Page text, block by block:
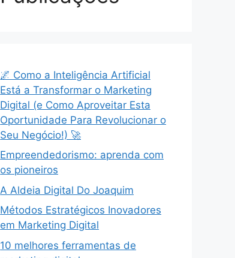
🌌 Como a Inteligência Artificial
Está a Transformar o Marketing
Digital (e Como Aproveitar Esta
Oportunidade Para Revolucionar o
Seu Negócio!) 🚀
Empreendedorismo: aprenda com
os pioneiros
A Aldeia Digital Do Joaquim
Métodos Estratégicos Inovadores
em Marketing Digital
10 melhores ferramentas de